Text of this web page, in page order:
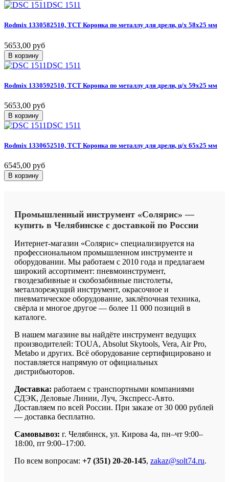
DSC 1511
Rodmix 1330582510, ТСТ Коронка по металлу для дрели, ц/х 58х25 мм
5653,00 руб
В корзину
DSC 1511
Rodmix 1330592510, ТСТ Коронка по металлу для дрели, ц/х 59х25 мм
5653,00 руб
В корзину
DSC 1511
Rodmix 1330652510, ТСТ Коронка по металлу для дрели, ц/х 65х25 мм
6545,00 руб
В корзину
Промышленный инструмент «Солярис» —
купить в Челябинске с доставкой по России
Интернет-магазин «Солярис» специализируется на
профессиональном промышленном инструменте и
оборудовании. Мы работаем с 2010 года и предлагаем
широкий ассортимент: пневмоинструмент,
гвоздезабивные и скобозабивные пистолеты,
металлорежущий инструмент, окрасочное и
пневматическое оборудование, заклёпочная техника,
свёрла и многое другое — более 11 000 позиций в
каталоге.
В нашем магазине вы найдёте инструмент ведущих
производителей: TOUA, Absolut Skytools, Vera, Air Pro,
Metabo и других. Всё оборудование сертифицировано и
поставляется напрямую от официальных
дистрибьюторов.
Доставка: работаем с транспортными компаниями
СДЭК, Деловые Линии, Луч, Экспресс-Авто.
Доставляем по всей России. При заказе от 30 000 рублей
— доставка бесплатно.
Самовывоз: г. Челябинск, ул. Кирова 4а, пн–чт 9:00–
18:00, пт 9:00–17:00.
По всем вопросам: +7 (351) 20-20-145, zakaz@solt74.ru.